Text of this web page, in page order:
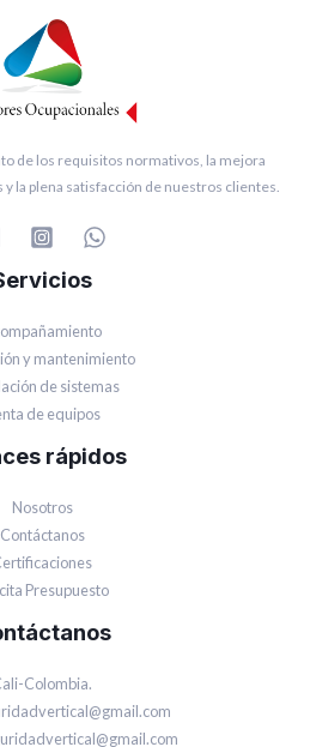
de los requisitos normativos, la mejora
la plena satisfacción de nuestros clientes.
y mantenimiento
de sistemas
de equipos
rápidos
Nosotros
Contáctanos
Presupuesto
Colombia.